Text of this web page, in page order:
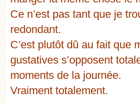
Ce n’est pas tant que je
redondant.
C’est plutôt dû au fait que
gustatives s’opposent
moments de la journée.
Vraiment totalement.